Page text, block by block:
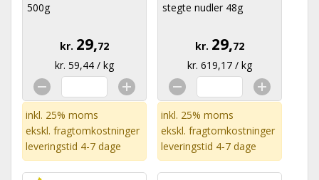
500g
kr. 29,72
kr. 59,44 / kg
inkl. 25% moms
ekskl. fragtomkostninger
leveringstid 4-7 dage
stegte nudler 48g
kr. 29,72
kr. 619,17 / kg
inkl. 25% moms
ekskl. fragtomkostninger
leveringstid 4-7 dage